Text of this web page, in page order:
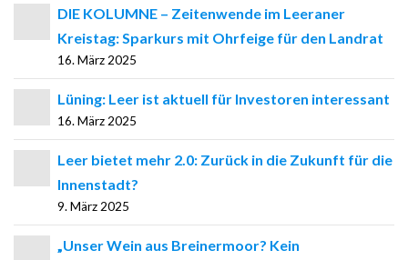
DIE KOLUMNE – Zeitenwende im Leeraner
Kreistag: Sparkurs mit Ohrfeige für den Landrat
16. März 2025
Lüning: Leer ist aktuell für Investoren interessant
16. März 2025
Leer bietet mehr 2.0: Zurück in die Zukunft für die
Innenstadt?
9. März 2025
„Unser Wein aus Breinermoor? Kein